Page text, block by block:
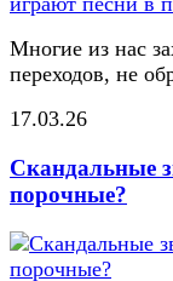
Многие из нас
переходов, не
17.03.26
Скандальные
порочные?